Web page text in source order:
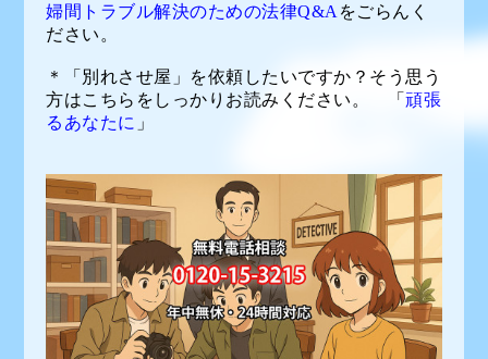
婦間トラブル解決のための法律Q&A をごらんく
ださい。
＊「別れさせ屋」を依頼したいですか？そう思う
方はこちらをしっかりお読みください。 「頑張
るあなたに 」